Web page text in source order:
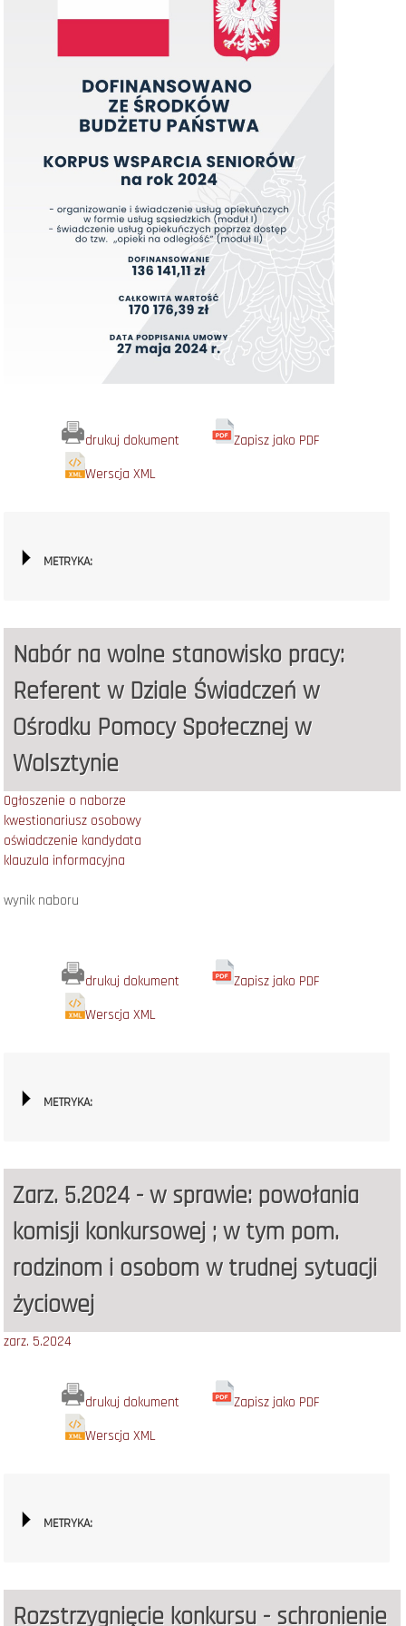
drukuj dokument
Zapisz jako PDF
Werscja XML
METRYKA:
Nabór na wolne stanowisko pracy:
Referent w Dziale Świadczeń w
Ośrodku Pomocy Społecznej w
Wolsztynie
Ogłoszenie o naborze
kwestionariusz osobowy
oświadczenie kandydata
klauzula informacyjna
wynik naboru
drukuj dokument
Zapisz jako PDF
Werscja XML
METRYKA:
Zarz. 5.2024 - w sprawie: powołania
komisji konkursowej ; w tym pom.
rodzinom i osobom w trudnej sytuacji
życiowej
zarz. 5.2024
drukuj dokument
Zapisz jako PDF
Werscja XML
METRYKA:
Rozstrzygnięcie konkursu - schronienie